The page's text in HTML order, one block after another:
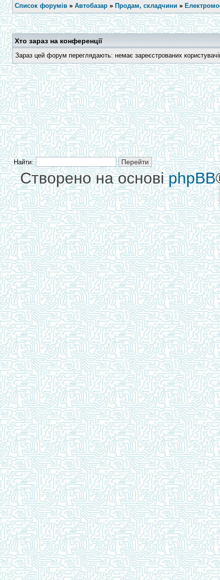
Список форумів » Автобазар » Продам, складчини »
Хто зараз на конференції
Зараз цей форум переглядають: немає зареєстрованих
Найти:
Створено на основіphpBB